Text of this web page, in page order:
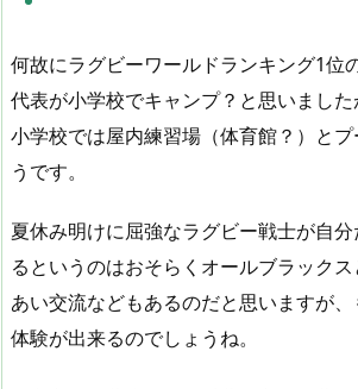
何故にラグビーワールドランキング1位
代表が小学校でキャンプ？と思いまし
小学校では屋内練習場（体育館？）と
うです。
夏休み明けに屈強なラグビー戦士が自
るというのはおそらくオールブラック
あい交流などもあるのだと思いますが
体験が出来るのでしょうね。